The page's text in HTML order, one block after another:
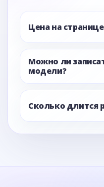
Цена на
Можно ли
модели?
Сколько длится